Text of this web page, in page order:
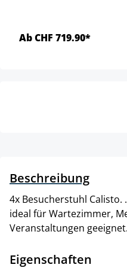
Ab CHF 719.90*
Beschreibung
4x Besucherstuhl
ideal für Wartezimmer,
Veranstaltungen
Eigenschaften